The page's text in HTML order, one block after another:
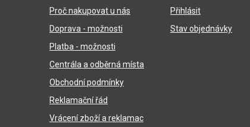
Proč nakupovat u nás
Doprava - možnosti
Platba - možnosti
Centrála a odběrná místa
Obchodní podmínky
Reklamační řád
Vrácení zboží a reklamac
Přihlásit
Stav objednávky